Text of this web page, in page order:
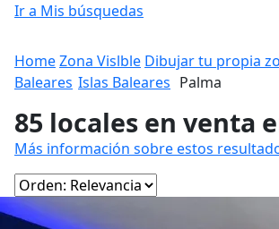
Ir a Mis búsquedas
HomeZona Vislble Dibujar tu propia
Baleares Islas Baleares Palma
85 locales en venta
Más información sobre estos